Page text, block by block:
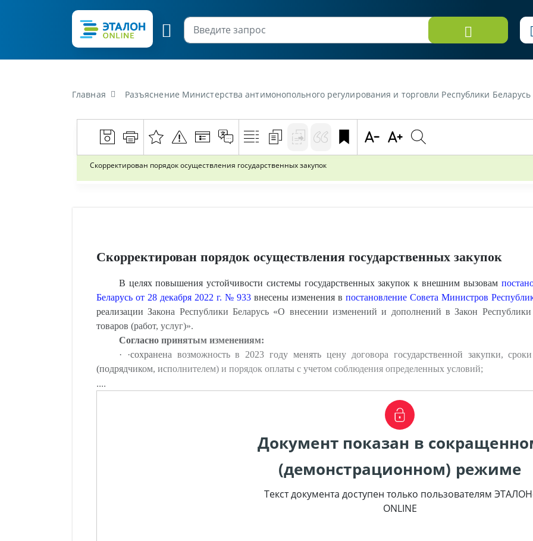
Главная Разъяснение Министерства антимонопольного регулирования и торговли Республики Беларусь от 29 декабря 2022 г.
Скорректирован порядок осуществления государственных закупок
Скорректирован порядок осуществления государственных закупок
В целях повышения устойчивости системы государственных закупок к внешним вызовам
Беларусь от 28 декабря 2022 г. № 933 внесены изменения впостановление Совета Министров
реализации Закона Республики Беларусь «О внесении изменений и дополнений в Закон Республики
товаров (работ, услуг)».
Согласно принятым изменениям:
·
·сохранена возможность в 2023 году менять цену договора государственной закупки,
(подрядчиком, исполнителем) и порядок оплаты с учетом соблюдения определенных условий;
....
Документ показан в
(демонстрационном) режиме
Текст документа доступен только пользователям
ONLINE